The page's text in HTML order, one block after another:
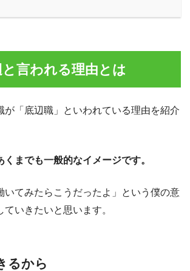
言われる理由とは
が「底辺職」といわれている理由を紹介
までも一般的なイメージです。
いてみたらこうだったよ」という僕の意
ていきたいと思います。
るから